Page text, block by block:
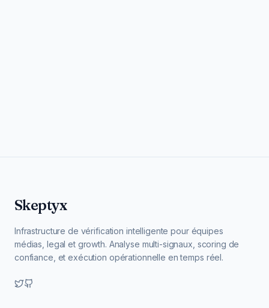
Skeptyx
Infrastructure de vérification intelligente pour équipes
médias, legal et growth. Analyse multi-signaux, scoring de
confiance, et exécution opérationnelle en temps réel.